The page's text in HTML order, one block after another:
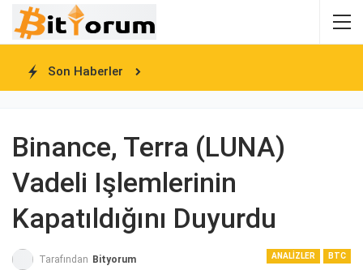
Son Haberler
Binance, Terra (LUNA)
Vadeli Işlemlerinin
Kapatıldığını Duyurdu
ANALIZLER BTC
Tarafından Bityorum